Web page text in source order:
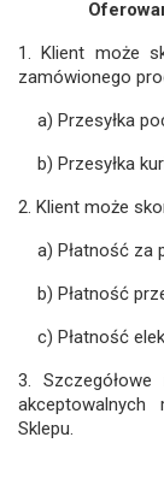
1. Klient może
zamówionego
a) Przesyłka
b) Przesyłka
2. Klient może
a) Płatność za
b) Płatność
c) Płatność
3.
Sklepu.